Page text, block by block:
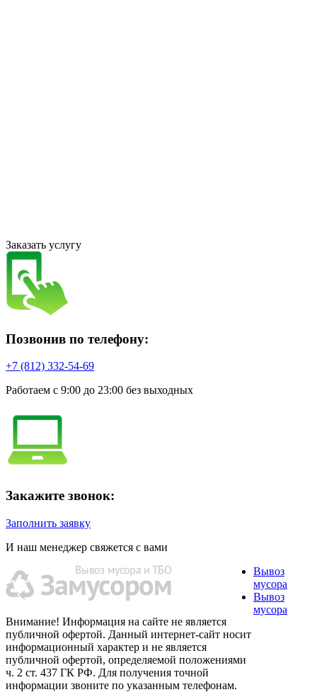
Заказать услугу
Позвонив по телефону:
+7 (812) 332-54-69
Работаем с 9:00 до 23:00 без выходных
Закажите звонок:
Заполнить заявку
И наш менеджер свяжется с вами
Внимание! Информация на сайте не является
публичной офертой. Данный интернет-сайт носит
информационный характер и не является
публичной офертой, определяемой положениями
ч. 2 ст. 437 ГК РФ. Для получения точной
информации звоните по указанным телефонам.
Вывоз
мусора
Вывоз
мусора